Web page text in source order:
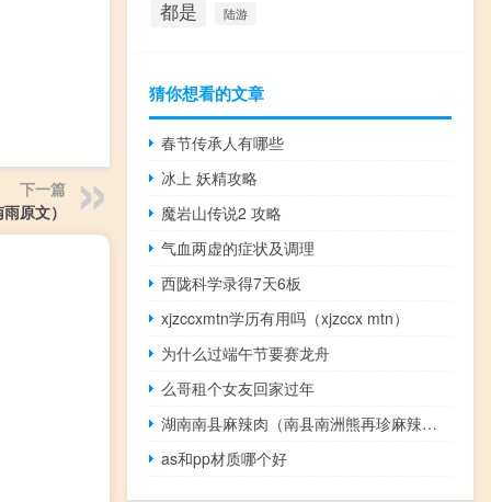
下一篇
原文）
都是 陆游
猜你想看的文章
春节传承人有哪些
冰上 妖精攻略
魔岩山传说2 攻略
气血两虚的症状及调理
西陇科学录得7天6板
xjzccxmtn学历有用吗（xjzccx mtn）
为什么过端午节要赛龙舟
么哥租个女友回家过年
湖南南县麻辣肉（南县南洲熊再珍麻辣肉店）
as和pp材质哪个好